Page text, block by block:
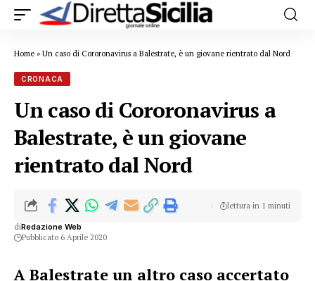
Home » Un caso di Cororonavirus a Balestrate, è un giovane rientrato dal Nord
CRONACA
Un caso di Cororonavirus a
Balestrate, è un giovane
rientrato dal Nord
diRedazione Web
Pubblicato 6 Aprile 2020
lettura in 1 minuti
A Balestrate un altro caso accertato